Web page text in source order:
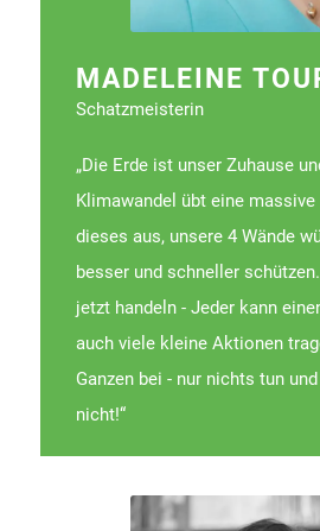
MADELEINE
Schatzmeisterin
„Die Erde ist unser Zuhause
Klimawandel übt eine massive
dieses aus, unsere 4 Wände
besser und schneller
jetzt handeln - Jeder kann
auch viele kleine Aktionen
Ganzen bei - nur nichts tun
nicht!“